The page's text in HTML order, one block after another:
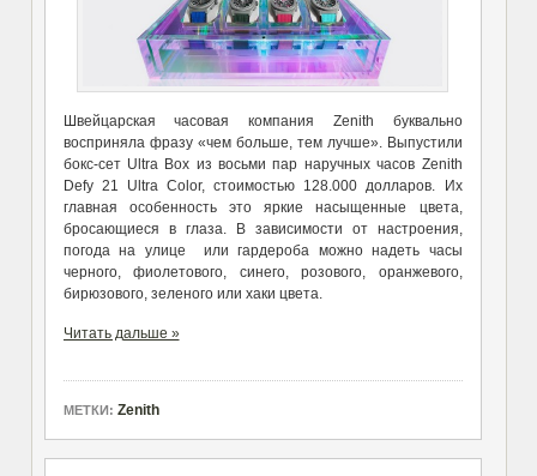
Швейцарская часовая компания Zenith буквально
восприняла фразу «чем больше, тем лучше». Выпустили
бокс-сет Ultra Box из восьми пар наручных часов Zenith
Defy 21 Ultra Color, стоимостью 128.000 долларов. Их
главная особенность это яркие насыщенные цвета,
бросающиеся в глаза. В зависимости от настроения,
погода на улице или гардероба можно надеть часы
черного, фиолетового, синего, розового, оранжевого,
бирюзового, зеленого или хаки цвета.
Читать дальше »
МЕТКИ: Zenith